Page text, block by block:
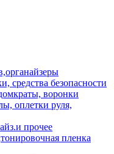
средства безопасности
воронки
оплетки руля,
прочее
пленка